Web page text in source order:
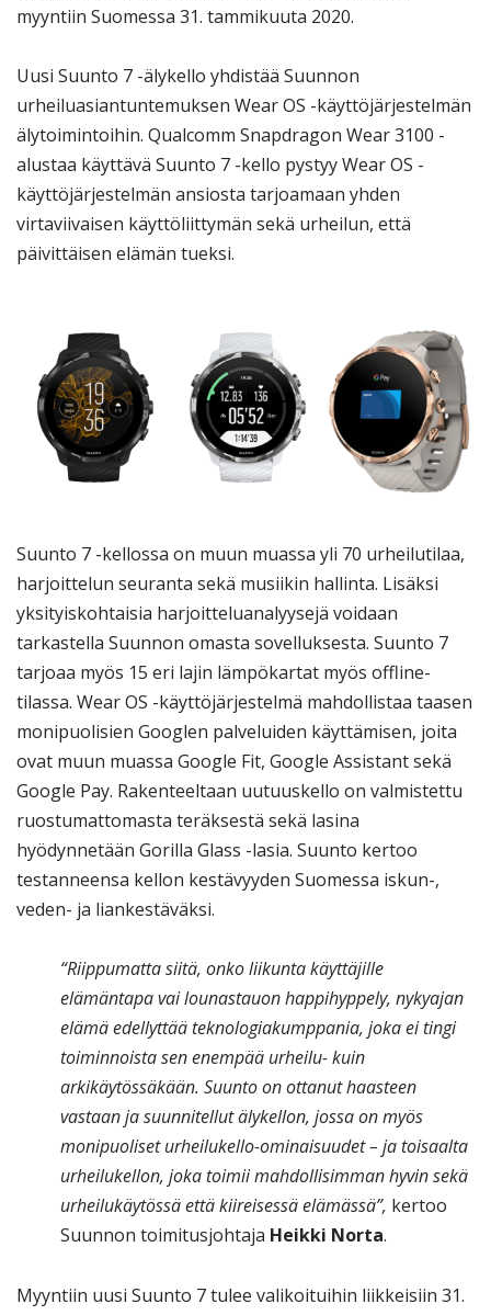
myyntiin Suomessa 31. tammikuuta 2020.
Uusi Suunto 7 -älykello yhdistää Suunnon
urheiluasiantuntemuksen Wear OS -käyttöjärjestelmän
älytoimintoihin. Qualcomm Snapdragon Wear 3100 -
alustaa käyttävä Suunto 7 -kello pystyy Wear OS -
käyttöjärjestelmän ansiosta tarjoamaan yhden
virtaviivaisen käyttöliittymän sekä urheilun, että
päivittäisen elämän tueksi.
Suunto 7 -kellossa on muun muassa yli 70 urheilutilaa,
harjoittelun seuranta sekä musiikin hallinta. Lisäksi
yksityiskohtaisia harjoitteluanalyysejä voidaan
tarkastella Suunnon omasta sovelluksesta. Suunto 7
tarjoaa myös 15 eri lajin lämpökartat myös offline-
tilassa. Wear OS -käyttöjärjestelmä mahdollistaa taasen
monipuolisien Googlen palveluiden käyttämisen, joita
ovat muun muassa Google Fit, Google Assistant sekä
Google Pay. Rakenteeltaan uutuuskello on valmistettu
ruostumattomasta teräksestä sekä lasina
hyödynnetään Gorilla Glass -lasia. Suunto kertoo
testanneensa kellon kestävyyden Suomessa iskun-,
veden- ja liankestäväksi.
“Riippumatta siitä, onko liikunta käyttäjille
elämäntapa vai lounastauon happihyppely, nykyajan
elämä edellyttää teknologiakumppania, joka ei tingi
toiminnoista sen enempää urheilu- kuin
arkikäytössäkään. Suunto on ottanut haasteen
vastaan ja suunnitellut älykellon, jossa on myös
monipuoliset urheilukello-ominaisuudet – ja toisaalta
urheilukellon, joka toimii mahdollisimman hyvin sekä
urheilukäytössä että kiireisessä elämässä”, kertoo
Suunnon toimitusjohtaja Heikki Norta.
Myyntiin uusi Suunto 7 tulee valikoituihin liikkeisiin 31.